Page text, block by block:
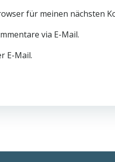
für meinen nächsten
via E-Mail.
E-Mail.